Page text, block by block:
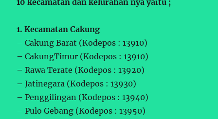
10 kecamatan dan kelurahan nya yaitu ;
1. Kecamatan Cakung
– Cakung Barat (Kodepos : 13910)
– CakungTimur (Kodepos : 13910)
– Rawa Terate (Kodepos : 13920)
– Jatinegara (Kodepos : 13930)
– Penggilingan (Kodepos : 13940)
– Pulo Gebang (Kodepos : 13950)